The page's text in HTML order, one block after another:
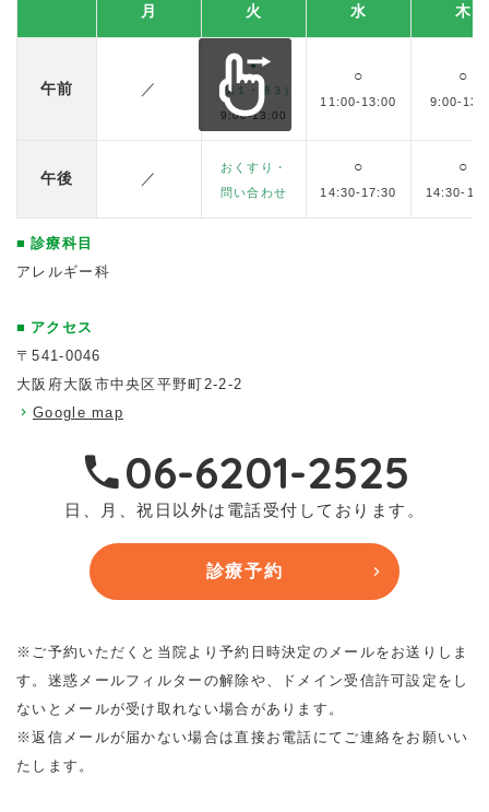
月 火 水 木
午前 ／
●
（第１・第３）
9:00-13:00
○
11:00-13:00
○
9:00-
午後 ／
おくすり・
問い合わせ
○
14:30-17:30
○
14:30-
診療科目
アレルギー科
アクセス
〒541-0046
大阪府大阪市中央区平野町2-2-2
Google map
06-6201-2525
日、月、祝日以外は電話受付しております。
診療予約
※ご予約いただくと当院より予約日時決定のメールをお送りしま
す。迷惑メールフィルターの解除や、ドメイン受信許可設定をし
ないとメールが受け取れない場合があります。
※返信メールが届かない場合は直接お電話にてご連絡をお願いい
たします。